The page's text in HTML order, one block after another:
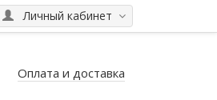
Личный кабинет
Оплата и доставка